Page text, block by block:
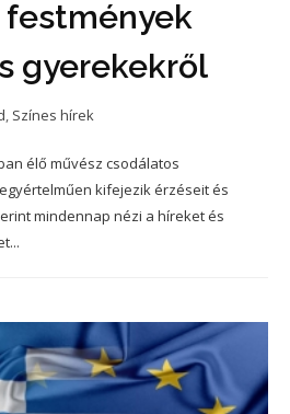
festmények
gyerekekről
, Színes hírek
élő művész csodálatos
kifejezik érzéseit és
mindennap nézi a híreket és